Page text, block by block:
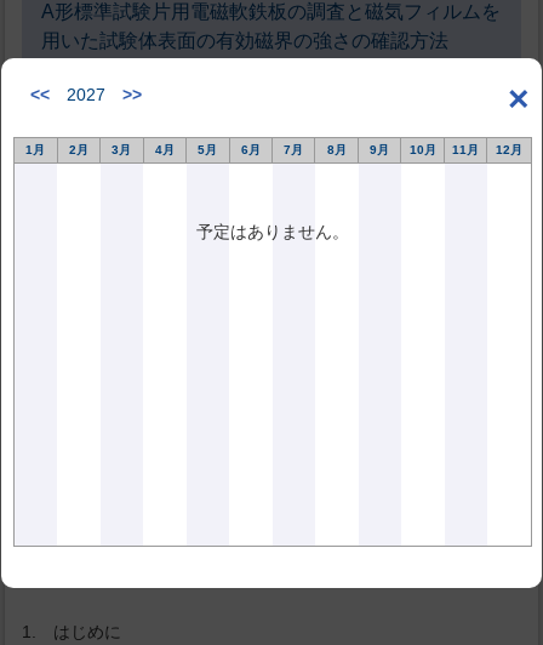
×
<< 2027 >>
1月 2月 3月 4月 5月 6月 7月 8月 9月 10月 11月 12月
予定はありません。
A形標準試験片用電磁軟鉄板の調査と磁気フィルムを
用いた試験体表面の有効磁界の強さの確認方法
学院 佐藤 研一 元・（株）日立製作所
（株） 中野 幹夫 （株）タセト 関
Investigation of Soft Magnetic Iron Sheets Used for A Type
1. はじめに